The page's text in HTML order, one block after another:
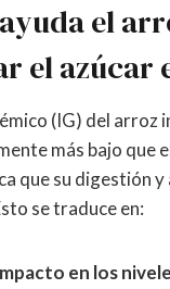
el
el azúcar
(IG) del arroz
más bajo que
que su digestión
se traduce en:
en los